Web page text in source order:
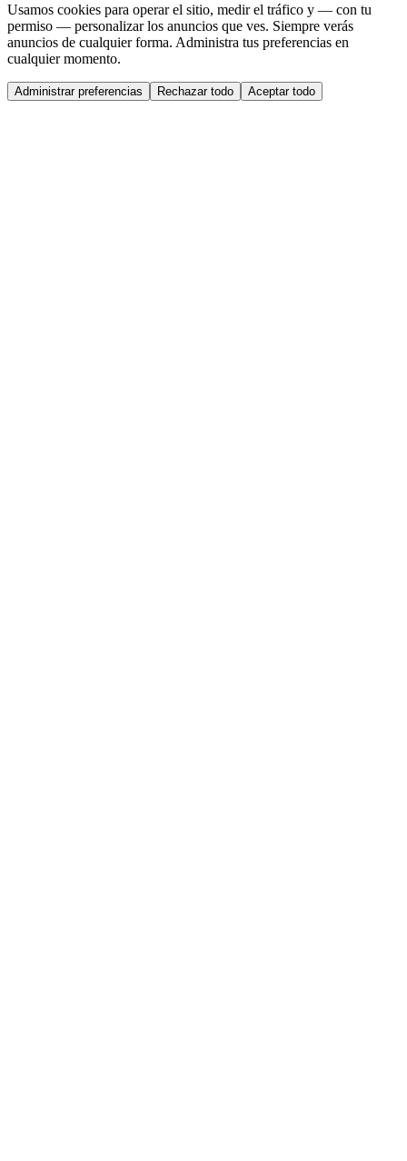
Usamos cookies para operar el sitio, medir el tráfico y — con tu
permiso — personalizar los anuncios que ves. Siempre verás
anuncios de cualquier forma. Administra tus preferencias en
cualquier momento.
Administrar preferencias Rechazar todo Aceptar todo